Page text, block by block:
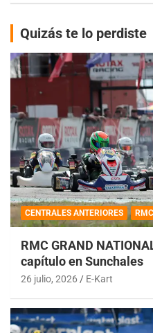
Quizás te lo perdiste
CENTRALES ANTERIORES
RMC GRAND
capítulo en Sunchales
26 julio, 2026 E-Kart